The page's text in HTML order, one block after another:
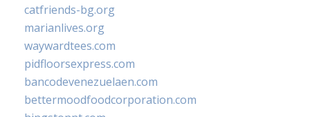
catfriends-bg.org
marianlives.org
waywardtees.com
pidfloorsexpress.com
bancodevenezuelaen.com
bettermoodfoodcorporation.com